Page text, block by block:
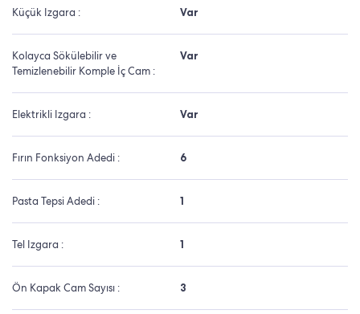
Küçük Izgara : Var
Kolayca Sökülebilir ve
Temizlenebilir Komple İç Cam :
Var
Elektrikli Izgara : Var
Fırın Fonksiyon Adedi : 6
Pasta Tepsi Adedi : 1
Tel Izgara : 1
Ön Kapak Cam Sayısı : 3